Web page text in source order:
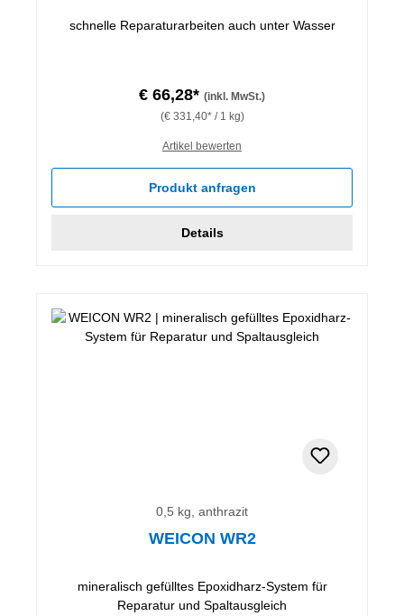
schnelle Reparaturarbeiten auch unter Wasser
€ 66,28* (inkl. MwSt.)
(€ 331,40* / 1 kg)
Artikel bewerten
Produkt anfragen
Details
0,5 kg, anthrazit
WEICON WR2
mineralisch gefülltes Epoxidharz-System für
Reparatur und Spaltausgleich